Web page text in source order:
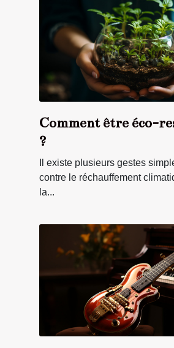
Comment être éco-
?
Il existe plusieurs gestes
contre le réchauffement
la...